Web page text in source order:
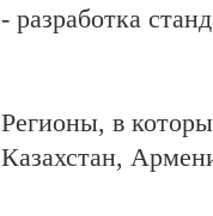
- разработка
Регионы, в
Казахстан,